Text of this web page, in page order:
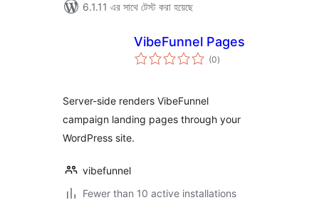
6.1.11 এর সাথে টেস্ট করা হয়েছে
VibeFunnel Pages
(0total
ratings
)
Server-side renders VibeFunnel
campaign landing pages through your
WordPress site.
vibefunnel
Fewer than 10 active installations